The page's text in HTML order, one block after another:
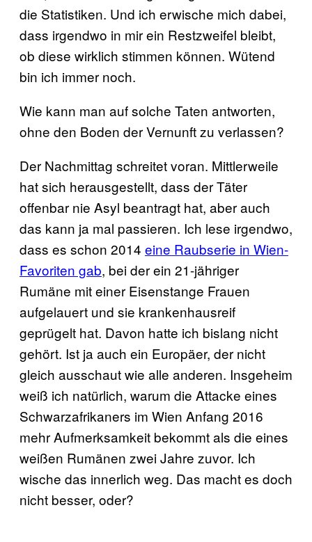
die Statistiken. Und ich erwische mich dabei,
dass irgendwo in mir ein Restzweifel bleibt,
ob diese wirklich stimmen können. Wütend
bin ich immer noch.
Wie kann man auf solche Taten antworten,
ohne den Boden der Vernunft zu verlassen?
Der Nachmittag schreitet voran. Mittlerweile
hat sich herausgestellt, dass der Täter
offenbar nie Asyl beantragt hat, aber auch
das kann ja mal passieren. Ich lese irgendwo,
dass es schon 2014 eine Raubserie in Wien-
Favoriten gab, bei der ein 21-jähriger
Rumäne mit einer Eisenstange Frauen
aufgelauert und sie krankenhausreif
geprügelt hat. Davon hatte ich bislang nicht
gehört. Ist ja auch ein Europäer, der nicht
gleich ausschaut wie alle anderen. Insgeheim
weiß ich natürlich, warum die Attacke eines
Schwarzafrikaners im Wien Anfang 2016
mehr Aufmerksamkeit bekommt als die eines
weißen Rumänen zwei Jahre zuvor. Ich
wische das innerlich weg. Das macht es doch
nicht besser, oder?